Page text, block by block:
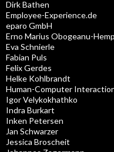
Dirk Bathen
Employee-Experience.de
eparo GmbH
Erno Marius Obogeanu-
Eva Schnierle
Fabian Puls
Felix Gerdes
Helke Kohlbrandt
Human-Computer
Igor Velykokhathko
Indra Burkart
Inken Petersen
Jan Schwarzer
Jessica Broscheit